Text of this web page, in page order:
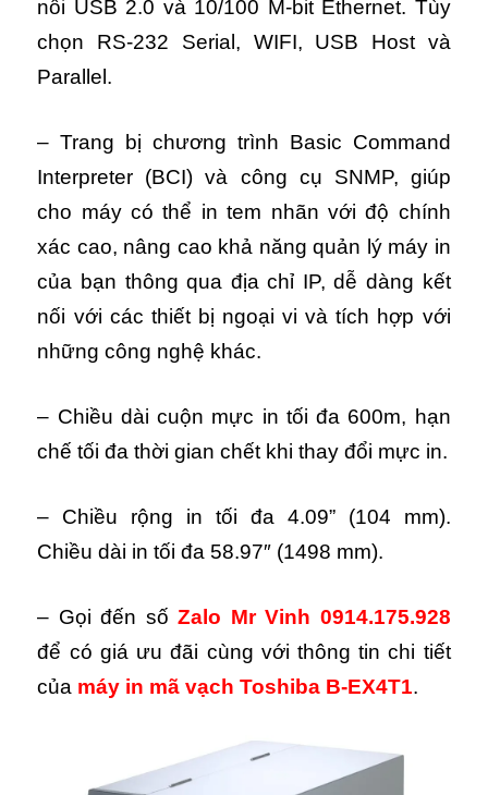
nối USB 2.0 và 10/100 M-bit Ethernet. Tùy
chọn RS-232 Serial, WIFI, USB Host và
Parallel.
– Trang bị chương trình Basic Command
Interpreter (BCI) và công cụ SNMP, giúp
cho máy có thể in tem nhãn với độ chính
xác cao, nâng cao khả năng quản lý máy in
của bạn thông qua địa chỉ IP, dễ dàng kết
nối với các thiết bị ngoại vi và tích hợp với
những công nghệ khác.
– Chiều dài cuộn mực in tối đa 600m, hạn
chế tối đa thời gian chết khi thay đổi mực in.
– Chiều rộng in tối đa 4.09” (104 mm).
Chiều dài in tối đa 58.97″ (1498 mm).
– Gọi đến số Zalo Mr Vinh 0914.175.928
để có giá ưu đãi cùng với thông tin chi tiết
của máy in mã vạch Toshiba B-EX4T1.